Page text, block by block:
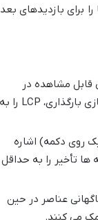
برای بازدیدهای
قابل مشاهده در
صفحه است. افزونه های کش با فشرده سازی فایل های CSS/JS/HTML و بهینه سازی بارگذاری، LCP را به
روی دکمه) اشاره
ها تأخیر را به حداقل
عناصر در حین